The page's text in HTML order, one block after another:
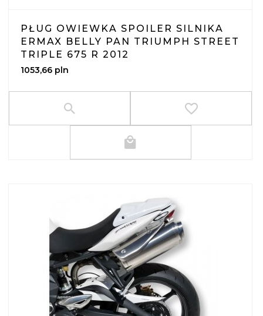
PŁUG OWIEWKA SPOILER SILNIKA
ERMAX BELLY PAN TRIUMPH STREET
TRIPLE 675 R 2012
1053,66 pln